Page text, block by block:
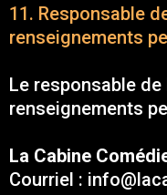
11. Responsable
renseignements
Le responsable
renseignements
La Cabine
Courriel :